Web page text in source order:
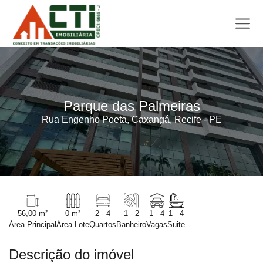
Parque das Palmeiras
Rua Engenho Poeta, Caxangá, Recife - PE
56,00 m²
Área Principal
0 m²
Área Lote
2 - 4
Quartos
1 - 2
Banheiro
1 - 4
Vagas
1 - 4
Suite
Descrição do imóvel